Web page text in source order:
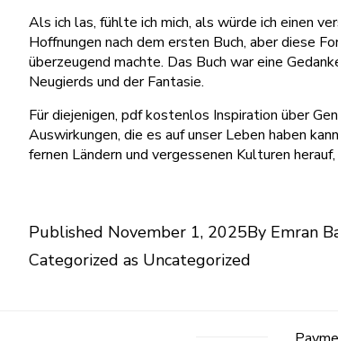
Als ich las, fühlte ich mich, als würde ich einen
Hoffnungen nach dem ersten Buch, aber diese
überzeugend machte. Das Buch war eine
Neugierds und der Fantasie.
Für diejenigen, pdf kostenlos Inspiration über
Auswirkungen, die es auf unser Leben haben
fernen Ländern und vergessenen Kulturen
Published November 1, 2025By Emran
Categorized as Uncategorized